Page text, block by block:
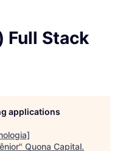
Full Stack
applications
" Quona Capital.